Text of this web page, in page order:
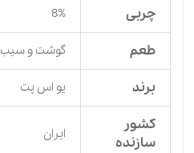
چربی 8%
طعم گوشت و سیب
برند یو اس پت
کشور
سازنده
ایران